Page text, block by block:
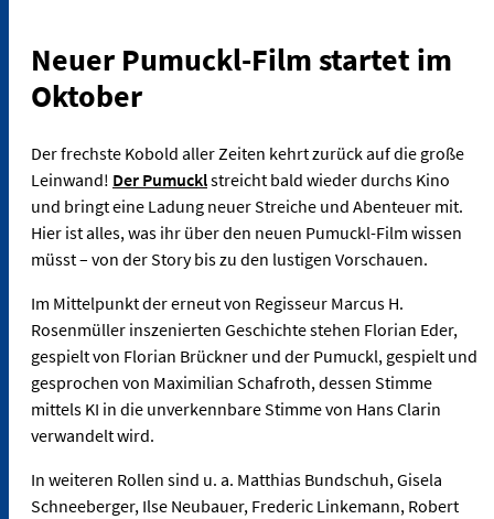
Neuer Pumuckl-Film startet im
Oktober
Der frechste Kobold aller Zeiten kehrt zurück auf die große
Leinwand! Der Pumucklstreicht bald wieder durchs Kino
und bringt eine Ladung neuer Streiche und Abenteuer mit.
Hier ist alles, was ihr über den neuen Pumuckl-Film wissen
müsst – von der Story bis zu den lustigen Vorschauen.
Im Mittelpunkt der erneut von Regisseur Marcus H.
Rosenmüller inszenierten Geschichte stehen Florian Eder,
gespielt von Florian Brückner und der Pumuckl, gespielt und
gesprochen von Maximilian Schafroth, dessen Stimme
mittels KI in die unverkennbare Stimme von Hans Clarin
verwandelt wird.
In weiteren Rollen sind u. a. Matthias Bundschuh, Gisela
Schneeberger, Ilse Neubauer, Frederic Linkemann, Robert